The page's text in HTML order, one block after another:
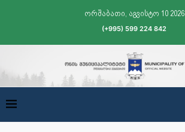
ორშაბათი, აგვისტო 10 2026
(+995) 599 224 842